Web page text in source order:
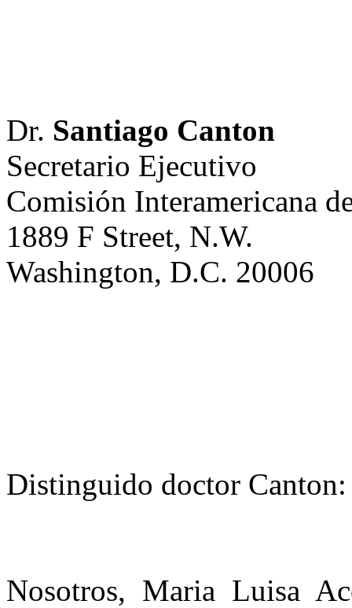
Dr. Santiago Canton
Secretario Ejecutivo
Comisión Interamericana
1889 F Street, N.W.
Washington, D.C. 20006
Distinguido doctor Canton:
Nosotros, Maria Luisa